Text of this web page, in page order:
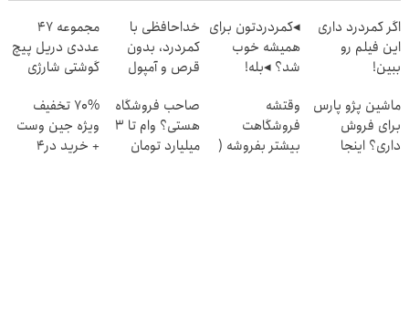
اگر کمردرد داری
این فیلم رو
ببین!
پر کن◖
◂کمردردتون برای
همیشه خوب
شد؟ ◂بله!
حتما پر کن)
خداحافظی با
کمردرد، بدون
قرص و آمپول
مجموعه 47
عددی دریل پیچ
گوشتی شارژی
محدود)
ماشین پژو پارس
برای فروش
داری؟ اینجا
وقتشه
فروشگاهت
بیشتر بفروشه (
صاحب فروشگاه
هستی؟ وام تا ۳
میلیارد تومان
70% تخفیف
ویژه جین وست
+ خرید در4